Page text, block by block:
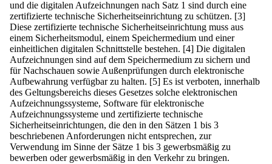
und die digitalen Aufzeichnungen nach Satz 1 sind durch eine
zertifizierte technische Sicherheitseinrichtung zu schützen. [3]
Diese zertifizierte technische Sicherheitseinrichtung muss aus
einem Sicherheitsmodul, einem Speichermedium und einer
einheitlichen digitalen Schnittstelle bestehen. [4] Die digitalen
Aufzeichnungen sind auf dem Speichermedium zu sichern und
für Nachschauen sowie Außenprüfungen durch elektronische
Aufbewahrung verfügbar zu halten. [5] Es ist verboten, innerhalb
des Geltungsbereichs dieses Gesetzes solche elektronischen
Aufzeichnungssysteme, Software für elektronische
Aufzeichnungssysteme und zertifizierte technische
Sicherheitseinrichtungen, die den in den Sätzen 1 bis 3
beschriebenen Anforderungen nicht entsprechen, zur
Verwendung im Sinne der Sätze 1 bis 3 gewerbsmäßig zu
bewerben oder gewerbsmäßig in den Verkehr zu bringen.